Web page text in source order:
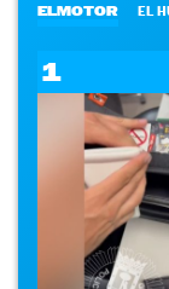
ELMOTOR EL
1